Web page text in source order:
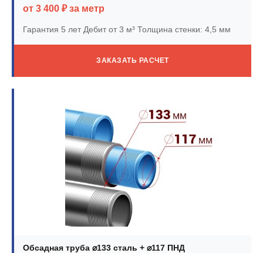
от 3 400 ₽ за метр
Гарантия 5 летДебит от 3 м³ Толщина стенки: 4,5 мм
ЗАКАЗАТЬ РАСЧЕТ
Обсадная труба ⌀133 сталь + ⌀117 ПНД